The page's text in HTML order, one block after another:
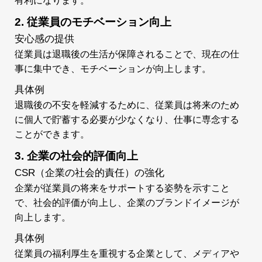
2. 従業員のモチベーション向上
安心感の提供
従業員は退職後の生活が保障されることで、現在の仕
事に集中でき、モチベーションが向上します。
具体例
退職後の不安を軽減するために、従業員は将来のため
に個人で貯蓄する必要が少なくなり、仕事に専念する
ことができます。
3. 企業の社会的評価向上
CSR（企業の社会的責任）の強化
企業が従業員の将来をサポートする姿勢を示すこと
で、社会的評価が向上し、企業のブランドイメージが
向上します。
具体例
従業員の福利厚生を重視する企業として、メディアや